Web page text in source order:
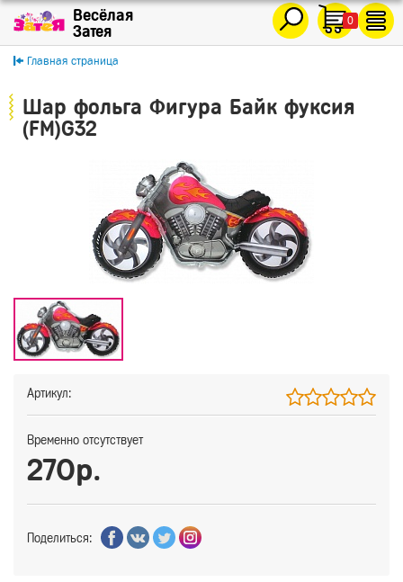
0
Главная страница
Шар фольга Фигура Байк фуксия
(FM)G32
Артикул:
Временно отсутствует
270р.
Поделиться: